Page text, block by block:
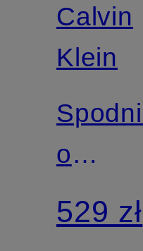
Calvin
Klein
o
kroju
529 zł